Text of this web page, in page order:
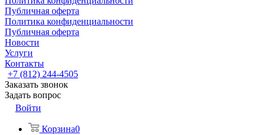
Публичная оферта
Политика конфиденциальности
Публичная оферта
Новости
Услуги
Контакты
+7 (812) 244-4505
Заказать звонок
Задать вопрос
Войти
Корзина0